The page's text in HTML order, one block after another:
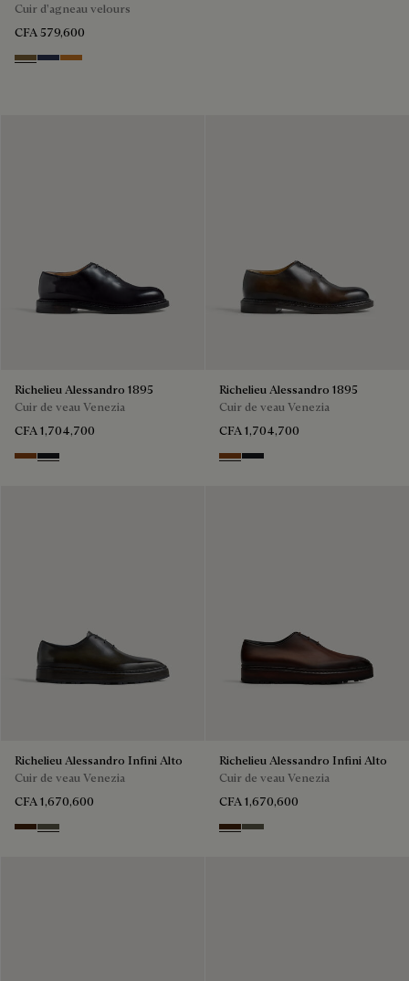
Cuir d'agneau velours
CFA 579,600
KakiBlu Ocher
Richelieu Alessandro 1895
Cuir de veau Venezia
CFA 1,704,700
Charcoal Brown
Charcoal Gray
Richelieu Alessandro 1895
Cuir de veau Venezia
CFA 1,704,700
Charcoal Brown
Charcoal Gray
Richelieu Alessandro Infini Alto
Cuir de veau Venezia
CFA 1,670,600
Marrone Intenso
Selva Oscura
Richelieu Alessandro Infini Alto
Cuir de veau Venezia
CFA 1,670,600
Marrone Intenso
Selva Oscura